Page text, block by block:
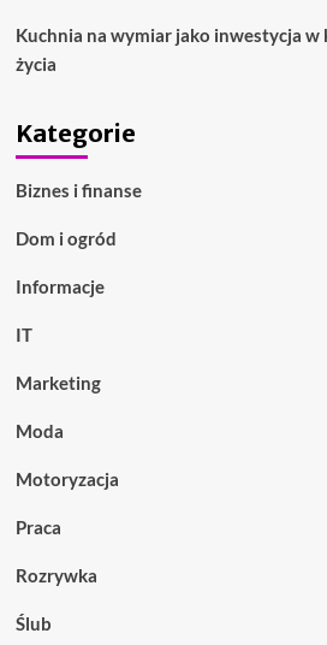
Kuchnia na wymiar jako inwestycja
życia
Kategorie
Biznes i finanse
Dom i ogród
Informacje
IT
Marketing
Moda
Motoryzacja
Praca
Rozrywka
Ślub